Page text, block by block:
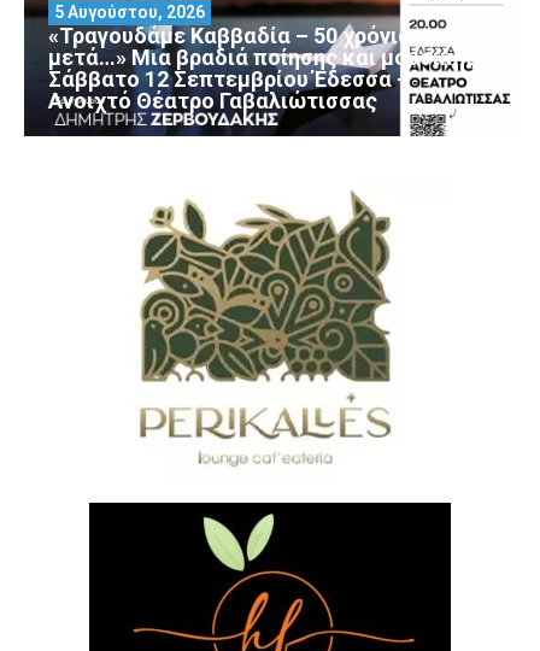
«Τραγουδάμε Καββαδία – 50 χρόνια
μετά…» Μια βραδιά ποίησης και μουσικής
Σάββατο 12 Σεπτεμβρίου Έδεσσα –
Ανοιχτό Θέατρο Γαβαλιώτισσας
5 Αυγούστου, 2026